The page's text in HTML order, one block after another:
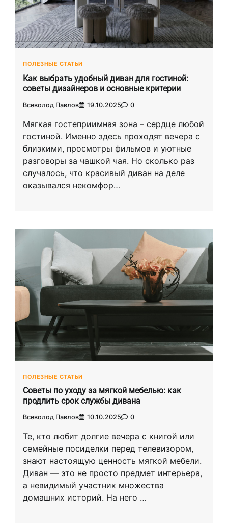
ПОЛЕЗНЫЕ СТАТЬИ
Как выбрать удобный диван для гостиной:
советы дизайнеров и основные критерии
Всеволод Павлов 19.10.2025 0
Мягкая гостеприимная зона – сердце любой
гостиной. Именно здесь проходят вечера с
близкими, просмотры фильмов и уютные
разговоры за чашкой чая. Но сколько раз
случалось, что красивый диван на деле
оказывался некомфор…
ПОЛЕЗНЫЕ СТАТЬИ
Советы по уходу за мягкой мебелью: как
продлить срок службы дивана
Всеволод Павлов 10.10.2025 0
Те, кто любит долгие вечера с книгой или
семейные посиделки перед телевизором,
знают настоящую ценность мягкой мебели.
Диван — это не просто предмет интерьера,
а невидимый участник множества
домашних историй. На него …